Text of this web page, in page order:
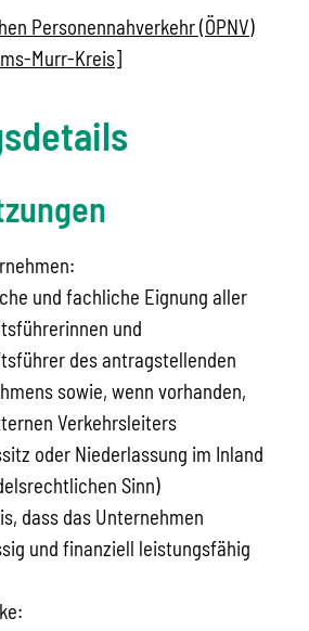
Personennahverkehr (ÖPNV)
Murr-Kreis]
und fachliche Eignung aller
und
des antragstellenden
sowie, wenn vorhanden,
Verkehrsleiters
oder Niederlassung im Inland
Sinn)
dass das Unternehmen
und finanziell leistungsfähig